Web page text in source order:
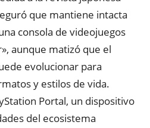
que mantiene intacta
consola de videojuegos
aunque matizó que el
evolucionar para
y estilos de vida.
Portal, un dispositivo
del ecosistema